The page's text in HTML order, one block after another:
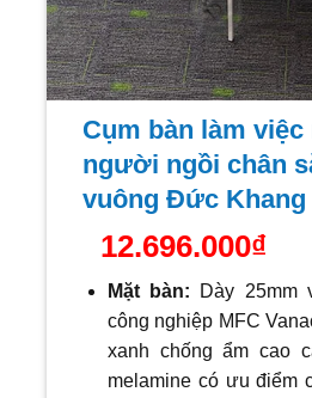
Cụm bàn làm việc
người ngồi chân
vuông Đức Khang
12.696.000₫
Mặt bàn: Dày
công nghiệp MFC
xanh chống ẩm cao
melamine có ưu điểm